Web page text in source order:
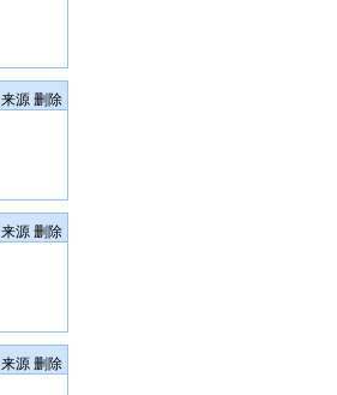
来源 删除
来源 删除
来源 删除